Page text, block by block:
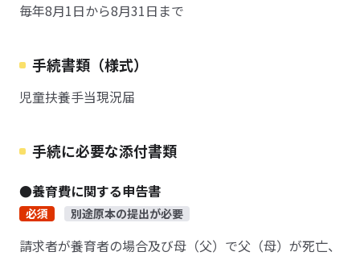
毎年8月1日から8月31日まで
手続書類（様式）
児童扶養手当現況届
手続に必要な添付書類
●養育費に関する申告書
必須 別途原本の提出が必要
請求者が養育者の場合及び母（父）で父（母）が死亡、